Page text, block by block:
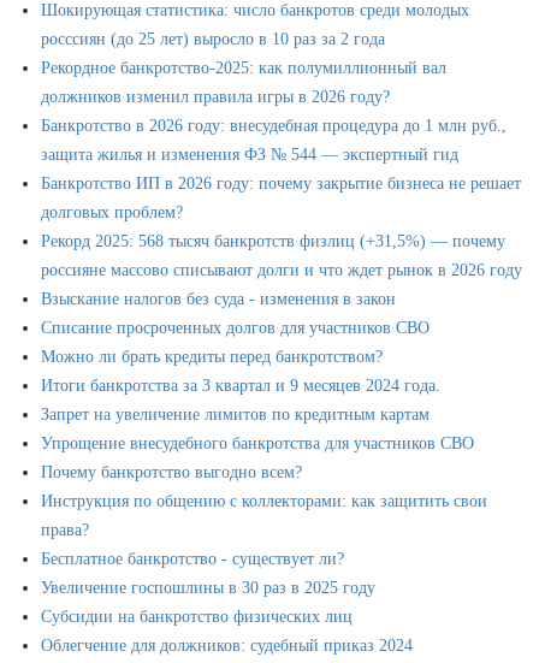
Шокирующая статистика: число банкротов среди молодых
росссиян (до 25 лет) выросло в 10 раз за 2 года
Рекордное банкротство-2025: как полумиллионный вал
должников изменил правила игры в 2026 году?
Банкротство в 2026 году: внесудебная процедура до 1 млн руб.,
защита жилья и изменения ФЗ № 544 — экспертный гид
Банкротство ИП в 2026 году: почему закрытие бизнеса не решает
долговых проблем?
Рекорд 2025: 568 тысяч банкротств физлиц (+31,5%) — почему
россияне массово списывают долги и что ждет рынок в 2026 году
Взыскание налогов без судa - изменения в закон
Списание просроченных долгов для участников СВО
Можно ли брать кредиты перед банкротством?
Итоги банкротствa за 3 квартал и 9 месяцев 2024 года.
Запрет на увеличение лимитов по кредитным картaм
Упрощение внесудебного банкротства для участников СВО
Почему банкротство выгодно всем?
Инструкция по общению с коллекторами: как защитить свои
права?
Бесплатное банкротство - существует ли?
Увеличение госпошлины в 30 раз в 2025 году
Субсидии на банкротство физических лиц
Облегчение для должников: судебный приказ 2024